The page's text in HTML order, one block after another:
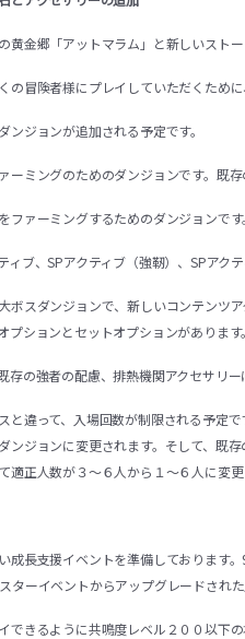
黄金郷「アットマラム」と新しいスト
の冒険者様にプレイしていただくため
ジョンが追加される予定です。
ーミングのためのダンジョンです。既
ファーミングするためのダンジョンで
ィブ、SPアクティブ（強靭）、SPア
ボスダンジョンで、新しいコンテンツ
プションとセットオプションがあります
存の強者の配慮、排熱機関アクセサリ
と違って、入場回数が制限される予定
ンジョンに変更されます。そして、既
適正人数が３～６人から１～６人に変
成長支援イベントを準備しております
ターイベントからアップグレードされ
できるように共鳴度レベル２００以下